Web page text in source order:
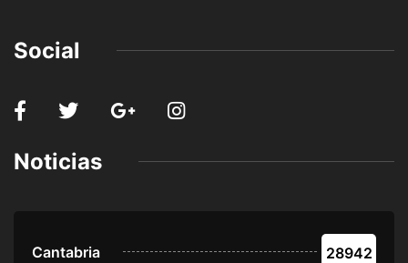
Social
Noticias
Cantabria 28942